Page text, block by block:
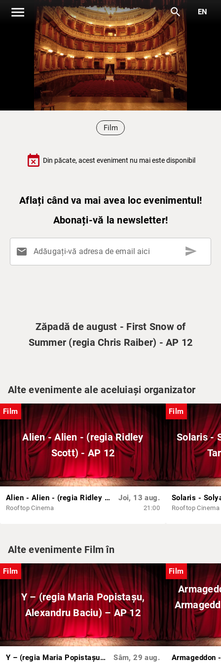
menu search EN
Film
event_busy Din păcate, acest eveniment nu mai este disponibil
Aflați când va mai avea loc evenimentul!
Abonați-vă la newsletter!
mail Adăugați-vă adresa de email aici send
Zăpadă de august - First Snow of
Summer (regia Chris Raiber) - AP 12
Alte evenimente ale aceluiași organizator
Film
Alien - Alien - (regia Ridley
Scott) - AP 12
Alien - Alien - (regia Ridley Scott) - AP 12
Rooftop Cinema
Joi, 13 aug.
21:00
Film
Solaris -
Rooftop Cinema
Alte evenimente Film în
Film
Y – (regia Maria Popistașu,
Alexandru Baciu) – AP 12
Y – (regia Maria Popistașu, Alexandru Baciu) – AP 12 Sâm, 29 aug.
Film